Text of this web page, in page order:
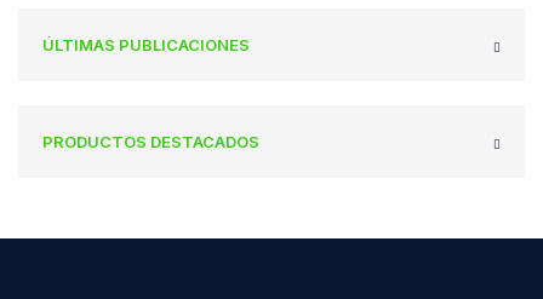
ÚLTIMAS PUBLICACIONES
PRODUCTOS DESTACADOS